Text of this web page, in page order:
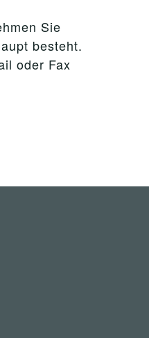
Sie
besteht.
oder Fax